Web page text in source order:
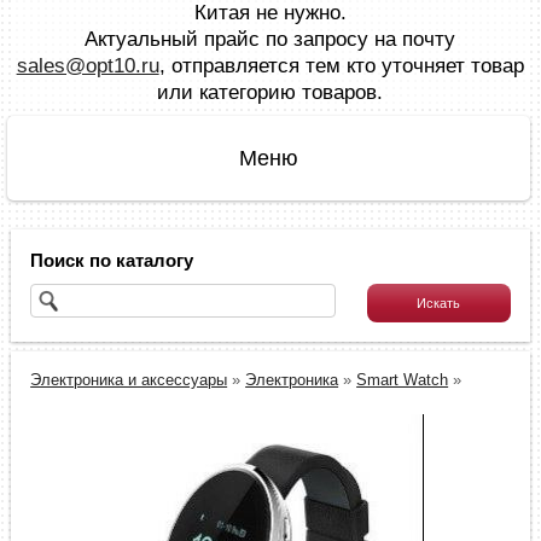
Китая не нужно.
Актуальный прайс по запросу на почту
sales@opt10.ru, отправляется тем кто уточняет товар
или категорию товаров.
Поиск по каталогу
Электроника и аксессуары » Электроника»Smart Watch »